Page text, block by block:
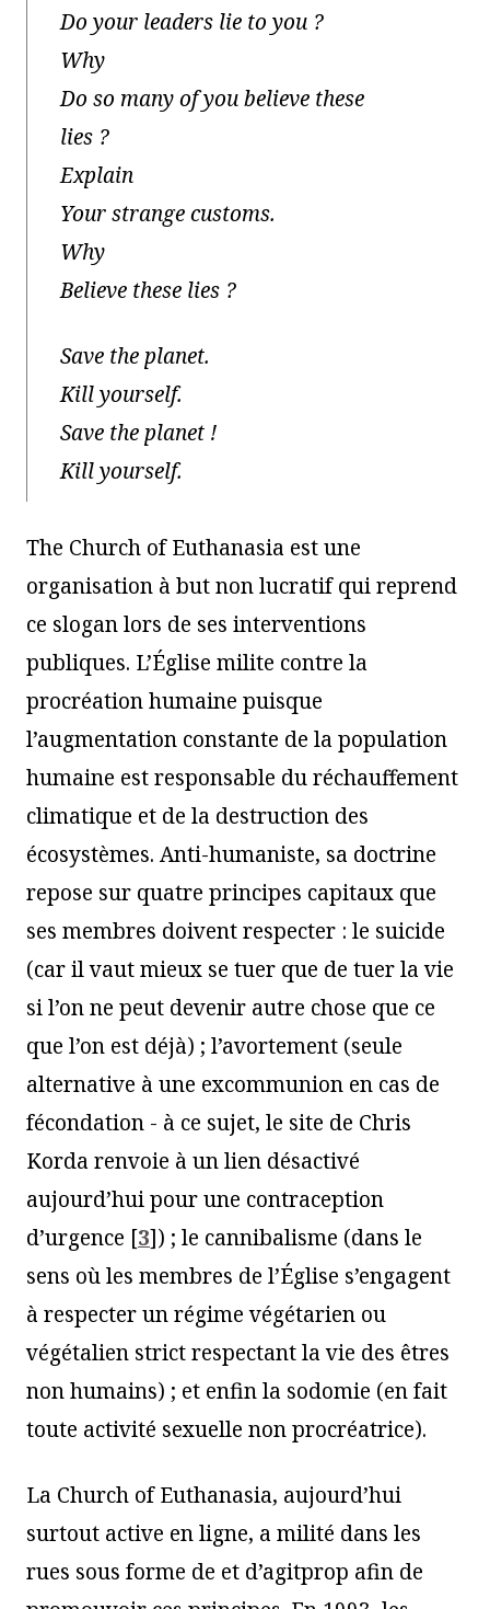
Do your leaders lie to you ?
Why
Do so many of you believe these
lies ?
Explain
Your strange customs.
Why
Believe these lies ?
Save the planet.
Kill yourself.
Save the planet !
Kill yourself.
The Church of Euthanasia est une
organisation à but non lucratif qui reprend
ce slogan lors de ses interventions
publiques. L’Église milite contre la
procréation humaine puisque
l’augmentation constante de la population
humaine est responsable du réchauffement
climatique et de la destruction des
écosystèmes. Anti-humaniste, sa doctrine
repose sur quatre principes capitaux que
ses membres doivent respecter : le suicide
(car il vaut mieux se tuer que de tuer la vie
si l’on ne peut devenir autre chose que ce
que l’on est déjà) ; l’avortement (seule
alternative à une excommunion en cas de
fécondation - à ce sujet, le site de Chris
Korda renvoie à un lien désactivé
aujourd’hui pour une contraception
d’urgence [3]) ; le cannibalisme (dans le
sens où les membres de l’Église s’engagent
à respecter un régime végétarien ou
végétalien strict respectant la vie des êtres
non humains) ; et enfin la sodomie (en fait
toute activité sexuelle non procréatrice).
La Church of Euthanasia, aujourd’hui
surtout active en ligne, a milité dans les
rues sous forme de et d’agitprop afin de